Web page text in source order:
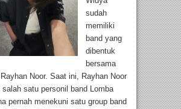
sudah
memiliki
band yang
dibentuk
bersama
Noor. Saat ini, Rayhan Noor
salah satu personil band Lomba
pernah menekuni satu group band